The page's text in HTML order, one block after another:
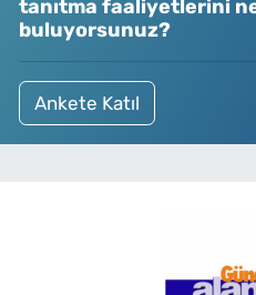
tanıtma faaliyetlerini
buluyorsunuz?
Ankete Katıl